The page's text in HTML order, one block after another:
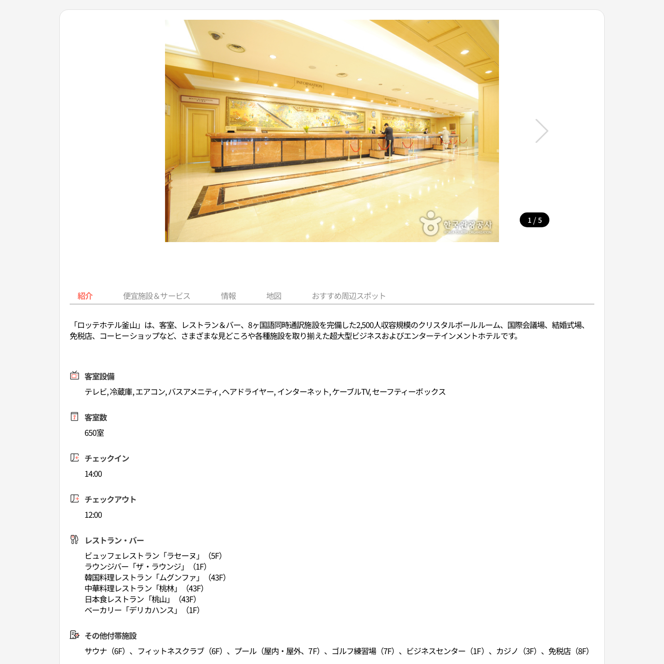
1 / 5
紹介 便宜施設＆サービス 情報 地図 おすすめ周辺スポット
「ロッテホテル釜山」は、客室、レストラン＆バー、8ヶ国語同時通訳施設を完備した2,500人収容規模のクリスタルボールルーム、国際会議場、結婚式場、
免税店、コーヒーショップなど、さまざまな見どころや各種施設を取り揃えた超大型ビジネスおよびエンターテインメントホテルです。
客室設備
テレビ, 冷蔵庫, エアコン, バスアメニティ, ヘアドライヤー, インターネット, ケーブルTV, セーフティーボックス
客室数
650室
チェックイン
14:00
チェックアウト
12:00
レストラン・バー
ビュッフェレストラン「ラセーヌ」（5F）
ラウンジバー「ザ・ラウンジ」（1F）
韓国料理レストラン「ムグンファ」（43F）
中華料理レストラン「桃林」（43F）
日本食レストラン「桃山」（43F）
ベーカリー「デリカハンス」（1F）
その他付帯施設
サウナ（6F）、フィットネスクラブ（6F）、プール（屋内・屋外、7F）、ゴルフ練習場（7F）、ビジネスセンター（1F）、カジノ（3F）、免税店（8F）